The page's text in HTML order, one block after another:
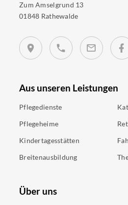
Zum Amselgrund 13
01848 Rathewalde
Aus unseren Leistungen
Pflegedienste
Pflegeheime
Kindertagesstätten
Breitenausbildung
Über uns